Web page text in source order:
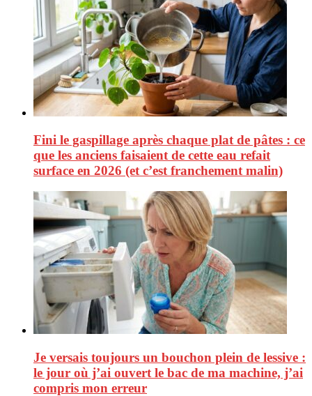
Fini le gaspillage après chaque plat de pâtes : ce
que les anciens faisaient de cette eau refait
surface en 2026 (et c’est franchement malin)
Je versais toujours un bouchon plein de lessive :
le jour où j’ai ouvert le bac de ma machine, j’ai
compris mon erreur